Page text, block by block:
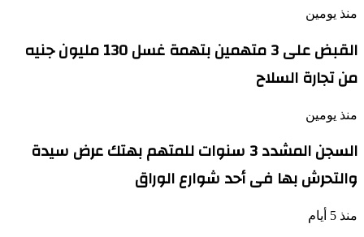
منذ يومين
القبض على 3 متهمين بتهمة غسل 130 مليون جنيه
من تجارة السلاح
منذ يومين
السجن المشدد 3 سنوات للمتهم بهتك عرض سيدة
والتحرش بها فى أحد شوارع الوراق
منذ 5 أيام